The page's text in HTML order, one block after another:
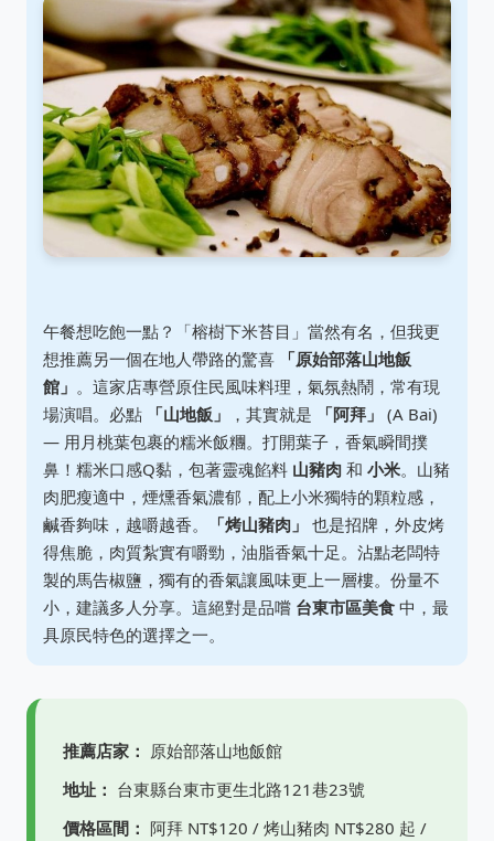
午餐想吃飽一點？「榕樹下米苔目」當然有名，但我更
想推薦另一個在地人帶路的驚喜
「原始部落山地飯
館」 。這家店專營原住民風味料理，氣氛熱鬧，常有現
場演唱。必點
「山地飯」 ，其實就是 「阿拜」 (A Bai)
— 用月桃葉包裹的糯米飯糰。打開葉子，香氣瞬間撲
鼻！糯米口感Q黏，包著靈魂餡料 山豬肉 和 小米。山豬
肉肥瘦適中，煙燻香氣濃郁，配上小米獨特的顆粒感，
鹹香夠味，越嚼越香。
「烤山豬肉」 也是招牌，外皮烤
得焦脆，肉質紮實有嚼勁，油脂香氣十足。沾點老闆特
製的馬告椒鹽，獨有的香氣讓風味更上一層樓。份量不
小，建議多人分享。這絕對是品嚐 台東市區美食 中，最
具原民特色的選擇之一。
推薦店家： 原始部落山地飯館
地址： 台東縣台東市更生北路121巷23號
價格區間： 阿拜 NT$120 / 烤山豬肉 NT$280 起 /